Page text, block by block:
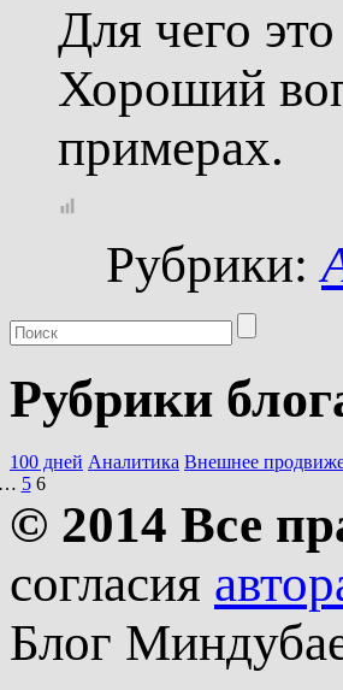
Для чего
Хороший
примерах.
Рубрики:
Рубрики
100 дней Аналитика Внешнее
5 6
© 2014 Все
согласия
Блог